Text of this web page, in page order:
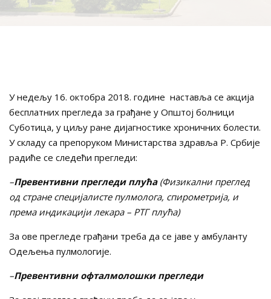
У недељу 16. октобра 2018. године наставља се акција
бесплатних прегледа за грађане у Општој болници
Суботица, у циљу ране дијагностике хроничних болести.
У складу са препоруком Министарства здравља Р. Србије
радиће се следећи прегледи:
–Превентивни прегледи плућа(Физикални преглед
од стране специјалисте пулмолога, спирометрија, и
према индикацији лекара – РТГ плућа)
За ове прегледе грађани треба да се јаве у амбуланту
Одељења пулмологије.
–Превентивни офталмолошки прегледи